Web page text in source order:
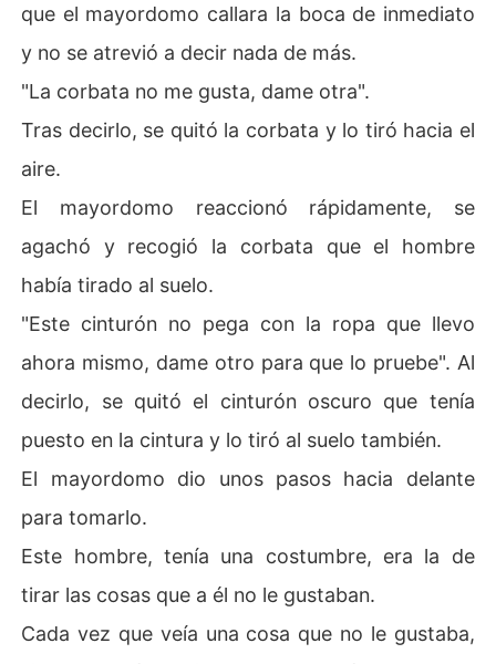
que el mayordomo callara la boca de inmediato
y no se atrevió a decir nada de más.
"La corbata no me gusta, dame otra".
Tras decirlo, se quitó la corbata y lo tiró hacia el
aire.
El mayordomo reaccionó rápidamente, se
agachó y recogió la corbata que el hombre
había tirado al suelo.
"Este cinturón no pega con la ropa que llevo
ahora mismo, dame otro para que lo pruebe". Al
decirlo, se quitó el cinturón oscuro que tenía
puesto en la cintura y lo tiró al suelo también.
El mayordomo dio unos pasos hacia delante
para tomarlo.
Este hombre, tenía una costumbre, era la de
tirar las cosas que a él no le gustaban.
Cada vez que veía una cosa que no le gustaba,